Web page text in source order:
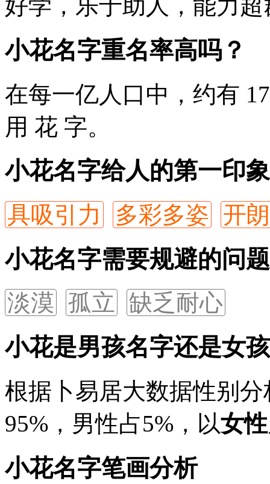
好学，乐于助人，能力
小花名字重名率高吗？
在每一亿人口中，约有
用 花 字。
小花名字给人的第一印象
具吸引力 多彩多姿 开朗
小花名字需要规避的问题
淡漠 孤立 缺乏耐心
小花是男孩名字还是女
根据卜易居大数据性别
95% ，男性占5% ，以女性
小花名字笔画分析